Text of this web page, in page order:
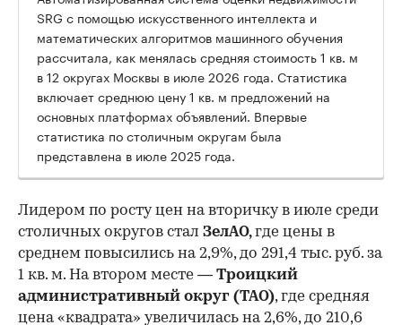
SRG с помощью искусственного интеллекта и
математических алгоритмов машинного обучения
рассчитала, как менялась средняя стоимость 1 кв. м
в 12 округах Москвы в июле 2026 года. Статистика
включает среднюю цену 1 кв. м предложений на
основных платформах объявлений. Впервые
статистика по столичным округам была
представлена в июле 2025 года.
Лидером по росту цен на вторичку в июле среди
столичных округов стал ЗелАО,где цены в
среднем повысились на 2,9%, до 291,4 тыс. руб. за
1 кв. м. На втором месте — Троицкий
административный округ (ТАО), где средняя
цена «квадрата» увеличилась на 2,6%, до 210,6